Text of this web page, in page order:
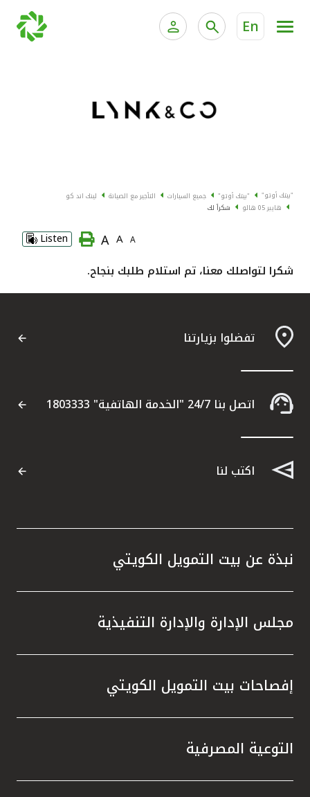
En
الخدمات المصرفية الإلكترونية للشركات
الدراجات
مواقع الفروع وأجهزة الصرف الآلي
ألمانيا
تركيا
المملكة المتحدة
مملكة البحرين
"بيتك أوتو" "بيتك أوتو" جميع السيارات التأجير مع الصيانة
لينك اند كو
هايبر 05 هالو
شكراً لك
A
A
A
Listen
شكرا لتواصلك معنا، تم استلام طلبك بنجاح.
تفضلوا بزيارتنا
اتصل بنا 24/7 "الخدمة الهاتفية" 1803333
اكتب لنا
نبذة عن بيت التمويل الكويتي
مجلس الإدارة والإدارة التنفيذية
إفصاحات بيت التمويل الكويتي
التوعية المصرفية